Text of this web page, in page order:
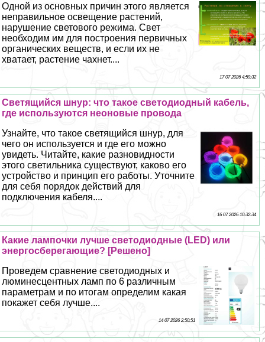
Одной из основных причин этого является
неправильное освещение растений,
нарушение светового режима. Свет
необходим им для построения первичных
органических веществ, и если их не
хватает, растение чахнет....
17 07 2026 4:59:32
Светящийся шнур: что такое светодиодный кабель,
где используются неоновые провода
Узнайте, что такое светящийся шнур, для
чего он используется и где его можно
увидеть. Читайте, какие разновидности
этого светильника существуют, каково его
устройство и принцип его работы. Уточните
для себя порядок действий для
подключения кабеля....
16 07 2026 10:32:34
Какие лампочки лучше светодиодные (LED) или
энергосберегающие? [Решено]
Проведем сравнение светодиодных и
люминесцентных ламп по 6 различным
параметрам и по итогам определим какая
покажет себя лучше....
14 07 2026 2:50:51